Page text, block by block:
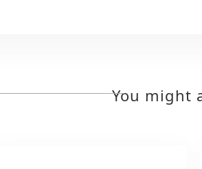
You might